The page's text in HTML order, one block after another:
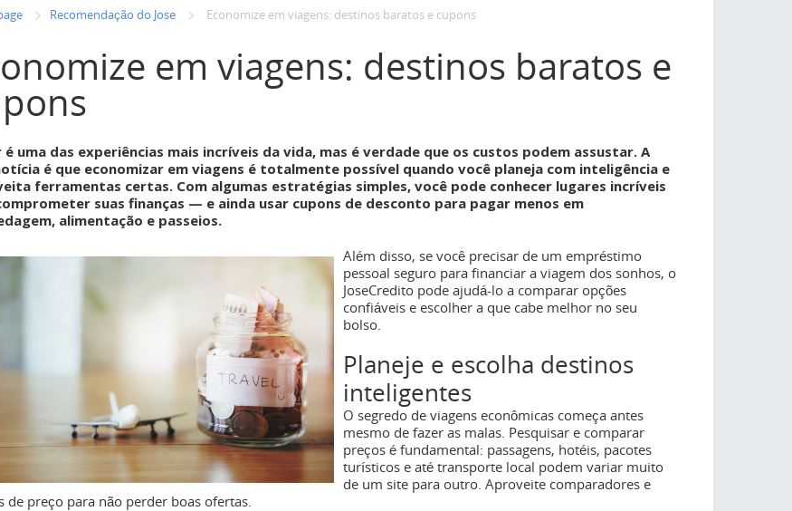
Recomendação do Jose Economize em viagens: destinos baratos e cupons
em viagens: destinos baratos e
é uma das experiências mais incríveis da vida, mas é verdade que os custos podem assustar. A
é que economizar em viagens é totalmente possível quando você planeja com inteligência e
ferramentas certas. Com algumas estratégias simples, você pode conhecer lugares incríveis
suas finanças — e ainda usar cupons de desconto para pagar menos em
alimentação e passeios.
Além disso, se você precisar de um empréstimo
pessoal seguro para financiar a viagem dos sonhos, o
JoseCredito pode ajudá-lo a comparar opções
confiáveis e escolher a que cabe melhor no seu
bolso.
Planeje e escolha destinos
inteligentes
O segredo de viagens econômicas começa antes
mesmo de fazer as malas. Pesquisar e comparar
preços é fundamental: passagens, hotéis, pacotes
turísticos e até transporte local podem variar muito
de um site para outro. Aproveite comparadores e
de preço para não perder boas ofertas.